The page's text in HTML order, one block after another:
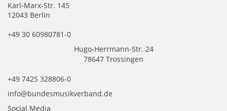
Karl-Marx-Str. 145
12043 Berlin
+49 30 60980781-0
Hugo-Herrmann-Str. 24
78647 Trossingen
+49 7425 328806-0
info@bundesmusikverband.de
Social Media